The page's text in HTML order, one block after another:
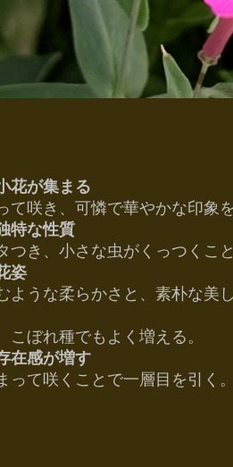
花が集まる
て咲き、可憐で華やかな印象を
特な性質
つき、小さな虫がくっつくこ
姿
ような柔らかさと、素朴な美
こぼれ種でもよく増える。
在感が増す
って咲くことで一層目を引く。